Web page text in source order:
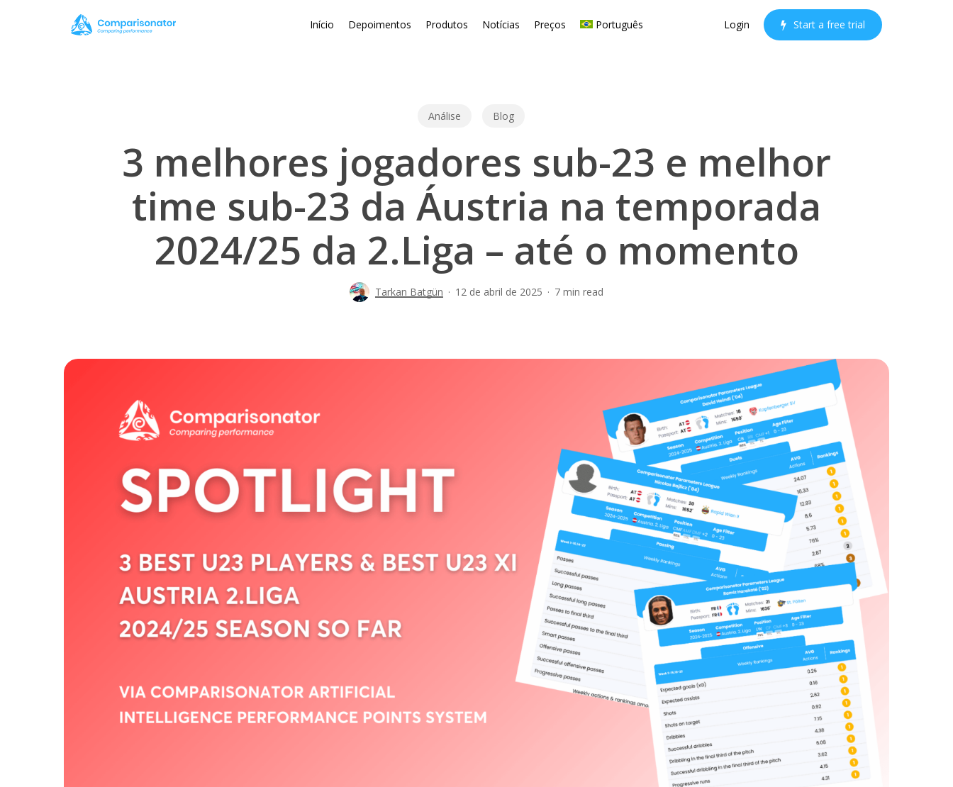
Início Depoimentos Produtos Notícias Preços Português Login Start a free trial
Análise Blog
3 melhores jogadores sub-23 e melhor
time sub-23 da Áustria na temporada
2024/25 da 2.Liga – até o momento
Tarkan Batgün 12 de abril de 2025 7 min read